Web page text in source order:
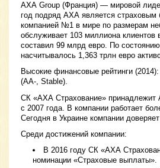
АХА Group (Франция) — мировой
год подряд АХА является
компанией №1 в мире по размерам
обслуживает 103 миллиона
составил 99 млрд евро. По
насчитывалось 1,363 трлн евро
Высокие финансовые рейтинги
(AA-, Stable).
СК «АХА Страхование» принадлежит
с 2007 года. В компании работает
Сегодня в Украине компании
Среди достижений компании:
В 2016 году СК «АХА
номинации «Страховые выплаты».